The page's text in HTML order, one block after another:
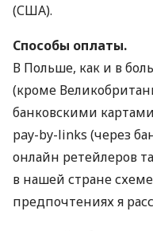
(США).
Способы оплаты.
В Польше, как и в
(кроме
банковскими
pay-by-links (через
онлайн ретейлеров
в нашей стране
предпочтениях я